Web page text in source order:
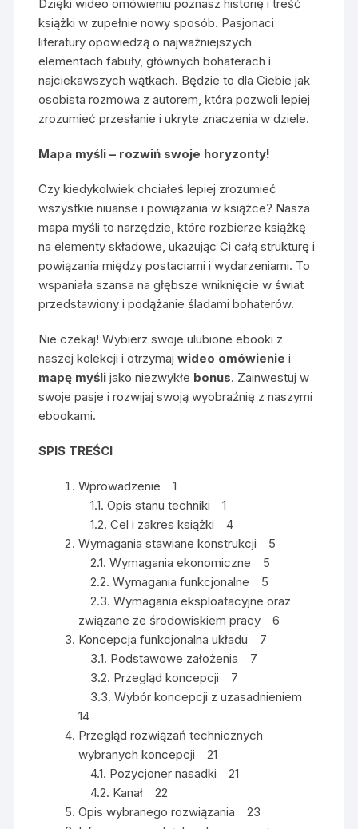
Dzięki wideo omówieniu poznasz historię i treść
książki w zupełnie nowy sposób. Pasjonaci
literatury opowiedzą o najważniejszych
elementach fabuły, głównych bohaterach i
najciekawszych wątkach. Będzie to dla Ciebie jak
osobista rozmowa z autorem, która pozwoli lepiej
zrozumieć przesłanie i ukryte znaczenia w dziele.
Mapa myśli – rozwiń swoje horyzonty!
Czy kiedykolwiek chciałeś lepiej zrozumieć
wszystkie niuanse i powiązania w książce? Nasza
mapa myśli to narzędzie, które rozbierze książkę
na elementy składowe, ukazując Ci całą strukturę i
powiązania między postaciami i wydarzeniami. To
wspaniała szansa na głębsze wniknięcie w świat
przedstawiony i podążanie śladami bohaterów.
Nie czekaj! Wybierz swoje ulubione ebooki z
naszej kolekcji i otrzymajwideo omówienie i
mapę myślijako niezwykłe bonus. Zainwestuj w
swoje pasje i rozwijaj swoją wyobraźnię z naszymi
ebookami.
SPIS TREŚCI
Wprowadzenie 1
1.1. Opis stanu techniki 1
1.2. Cel i zakres książki 4
Wymagania stawiane konstrukcji 5
2.1. Wymagania ekonomiczne 5
2.2. Wymagania funkcjonalne 5
2.3. Wymagania eksploatacyjne oraz
związane ze środowiskiem pracy 6
Koncepcja funkcjonalna układu 7
3.1. Podstawowe założenia 7
3.2. Przegląd koncepcji 7
3.3. Wybór koncepcji z uzasadnieniem
14
Przegląd rozwiązań technicznych
wybranych koncepcji 21
4.1. Pozycjoner nasadki 21
4.2. Kanał 22
Opis wybranego rozwiązania 23